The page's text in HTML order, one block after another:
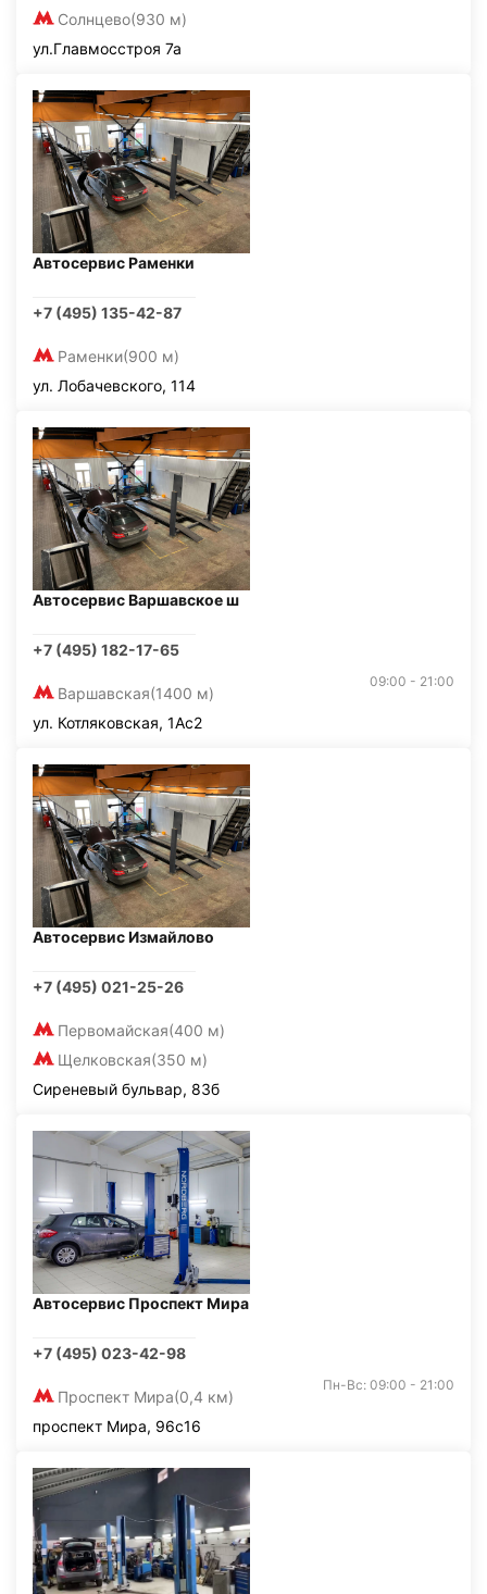
Солнцево(930 м)
ул.Главмосстроя 7а
Автосервис Раменки
+7 (495) 135-42-87
Раменки(900 м)
ул. Лобачевского, 114
Автосервис Варшавское ш
+7 (495) 182-17-65
Варшавская(1400 м)
09:00 - 21:00
ул. Котляковская, 1Ас2
Автосервис Измайлово
+7 (495) 021-25-26
Первомайская(400 м)
Щелковская(350 м)
Сиреневый бульвар, 83б
Автосервис Проспект Мира
+7 (495) 023-42-98
Проспект Мира(0,4 км)
Пн-Вс: 09:00 - 21:00
проспект Мира, 96с16